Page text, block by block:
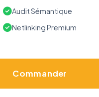
Audit Sémantique
Netlinking Premium
Commander